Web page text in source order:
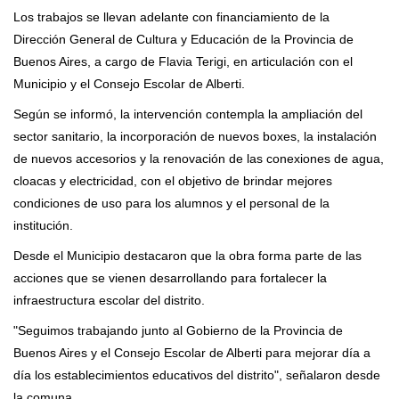
Los trabajos se llevan adelante con financiamiento de la
Dirección General de Cultura y Educación de la Provincia de
Buenos Aires, a cargo de Flavia Terigi, en articulación con el
Municipio y el Consejo Escolar de Alberti.
Según se informó, la intervención contempla la ampliación del
sector sanitario, la incorporación de nuevos boxes, la instalación
de nuevos accesorios y la renovación de las conexiones de agua,
cloacas y electricidad, con el objetivo de brindar mejores
condiciones de uso para los alumnos y el personal de la
institución.
Desde el Municipio destacaron que la obra forma parte de las
acciones que se vienen desarrollando para fortalecer la
infraestructura escolar del distrito.
"Seguimos trabajando junto al Gobierno de la Provincia de
Buenos Aires y el Consejo Escolar de Alberti para mejorar día a
día los establecimientos educativos del distrito", señalaron desde